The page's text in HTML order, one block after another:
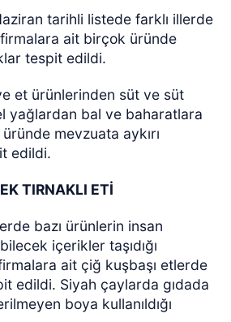
tarihli listede farklı illerde
ait birçok üründe
tespit edildi.
et ürünlerinden süt ve süt
yağlardan bal ve baharatlara
mevzuata aykırı
edildi.
TIRNAKLI ETİ
bazı ürünlerin insan
içerikler taşıdığı
ait çiğ kuşbaşı etlerde
edildi. Siyah çaylarda gıdada
boya kullanıldığı